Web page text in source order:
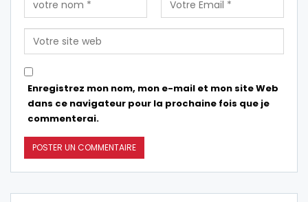
Enregistrez mon nom, mon e-mail et mon site Web
dans ce navigateur pour la prochaine fois que je
commenterai.